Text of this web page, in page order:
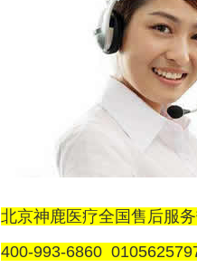
北京神鹿医疗全国售后服
400-993-6860